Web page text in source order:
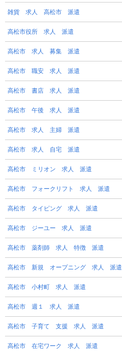
雑貨 求人 高松市 派遣
高松市役所 求人 派遣
高松市 求人 募集 派遣
高松市 職安 求人 派遣
高松市 書店 求人 派遣
高松市 午後 求人 派遣
高松市 求人 主婦 派遣
高松市 求人 自宅 派遣
高松市 ミリオン 求人 派遣
高松市 フォークリフト 求人 派遣
高松市 タイピング 求人 派遣
高松市 ジーユー 求人 派遣
高松市 薬剤師 求人 特徴 派遣
高松市 新規 オープニング 求人 派遣
高松市 小村町 求人 派遣
高松市 週１ 求人 派遣
高松市 子育て 支援 求人 派遣
高松市 在宅ワーク 求人 派遣